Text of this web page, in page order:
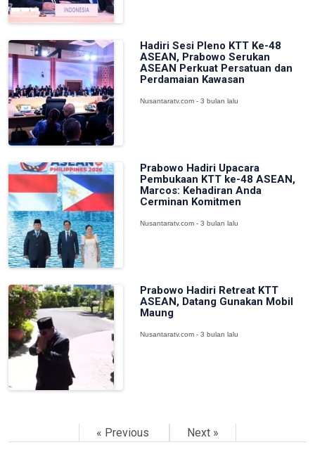
Hadiri Sesi Pleno KTT Ke-48
ASEAN, Prabowo Serukan
ASEAN Perkuat Persatuan dan
Perdamaian Kawasan
Nusantaratv.com - 3 bulan lalu
Prabowo Hadiri Upacara
Pembukaan KTT ke-48 ASEAN,
Marcos: Kehadiran Anda
Cerminan Komitmen
Nusantaratv.com - 3 bulan lalu
Prabowo Hadiri Retreat KTT
ASEAN, Datang Gunakan Mobil
Maung
Nusantaratv.com - 3 bulan lalu
« Previous Next »